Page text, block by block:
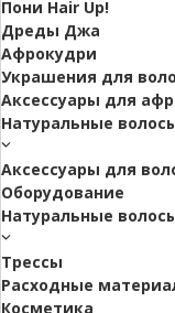
Пони Hair Up!
Дреды Джа
Афрокудри
Украшения для
Аксессуары для
Натуральные
Аксессуары для
Оборудование
Натуральные
Трессы
Расходные
Косметика